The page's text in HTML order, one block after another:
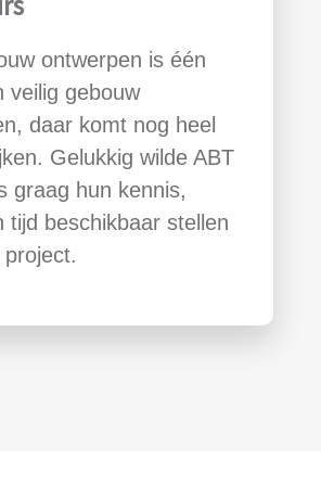
ontwerpen is één
veilig gebouw
daar komt nog heel
Gelukkig wilde ABT
graag hun kennis,
tijd beschikbaar stellen